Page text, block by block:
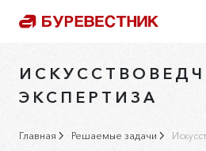
ЭКСПЕРТИЗА
Главная Решаемые задачи